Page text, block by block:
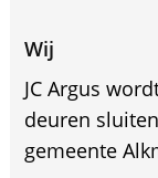
Wij
JC Argus
deuren
gemeente